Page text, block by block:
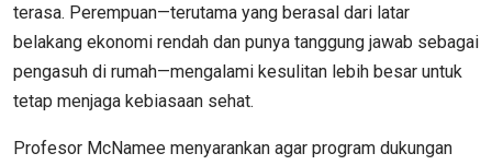
terasa. Perempuan—terutama yang berasal dari latar
belakang ekonomi rendah dan punya tanggung jawab sebagai
pengasuh di rumah—mengalami kesulitan lebih besar untuk
tetap menjaga kebiasaan sehat.
Profesor McNamee menyarankan agar program dukungan